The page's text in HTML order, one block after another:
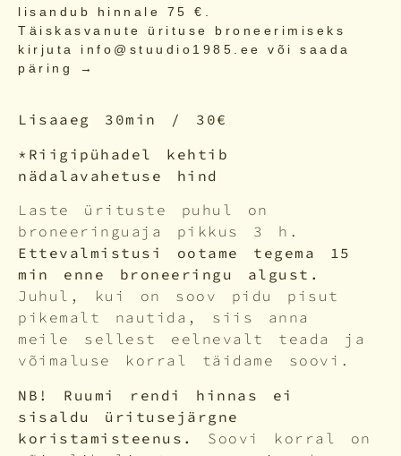
lisandub hinnale 75 €.
Täiskasvanute ürituse broneerimiseks
kirjuta info@stuudio1985.ee või saada
päring →
Lisaaeg 30min / 30€
*Riigipühadel k ehtib
nädalavahetuse hind
Laste ürituste puhul on
broneeringuaja pikkus 3 h.
Ettevalmistusi ootame tegema 15
min enne broneeringu algust.
Juhul, kui on soov pidu pisut
pikemalt nautida, siis anna
meile sellest eelnevalt teada ja
võimaluse korral täidame soovi.
NB! Ruumi rendi hinnas ei
sisaldu üritusejärgne
koristamisteenus.
Soovi korral on